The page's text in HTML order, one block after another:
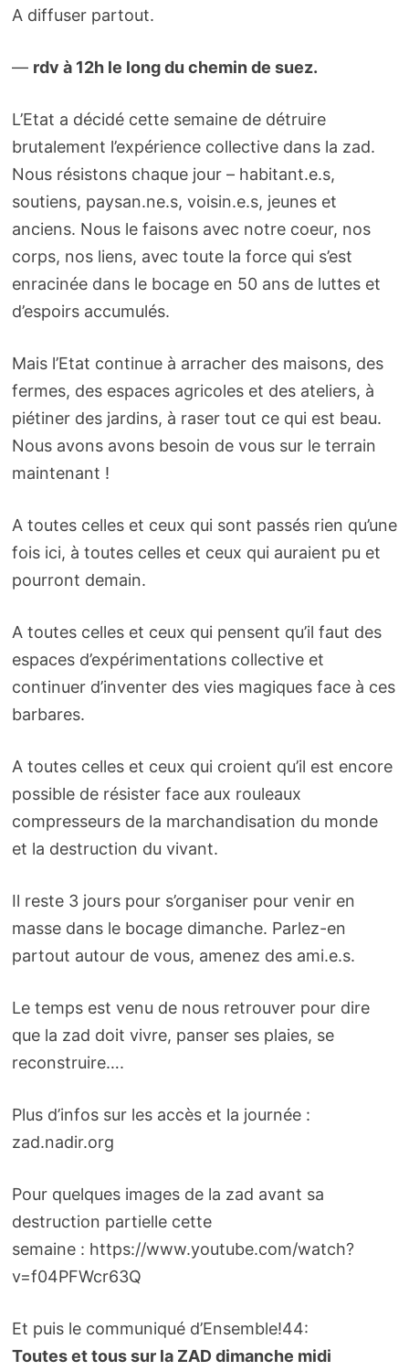
A diffuser partout.
— rdv à 12h le long du chemin de suez.
L’Etat a décidé cette semaine de détruire
brutalement l’expérience collective dans la zad.
Nous résistons chaque jour – habitant.e.s,
soutiens, paysan.ne.s, voisin.e.s, jeunes et
anciens. Nous le faisons avec notre coeur, nos
corps, nos liens, avec toute la force qui s’est
enracinée dans le bocage en 50 ans de luttes et
d’espoirs accumulés.
Mais l’Etat continue à arracher des maisons, des
fermes, des espaces agricoles et des ateliers, à
piétiner des jardins, à raser tout ce qui est beau.
Nous avons avons besoin de vous sur le terrain
maintenant !
A toutes celles et ceux qui sont passés rien qu’une
fois ici, à toutes celles et ceux qui auraient pu et
pourront demain.
A toutes celles et ceux qui pensent qu’il faut des
espaces d’expérimentations collective et
continuer d’inventer des vies magiques face à ces
barbares.
A toutes celles et ceux qui croient qu’il est encore
possible de résister face aux rouleaux
compresseurs de la marchandisation du monde
et la destruction du vivant.
Il reste 3 jours pour s’organiser pour venir en
masse dans le bocage dimanche. Parlez-en
partout autour de vous, amenez des ami.e.s.
Le temps est venu de nous retrouver pour dire
que la zad doit vivre, panser ses plaies, se
reconstruire….
Plus d’infos sur les accès et la journée :
zad.nadir.org
Pour quelques images de la zad avant sa
destruction partielle cette
semaine : https://www.youtube.com/watch?
v=f04PFWcr63Q
Et puis le communiqué d’Ensemble!44:
Toutes et tous sur la ZAD dimanche midi